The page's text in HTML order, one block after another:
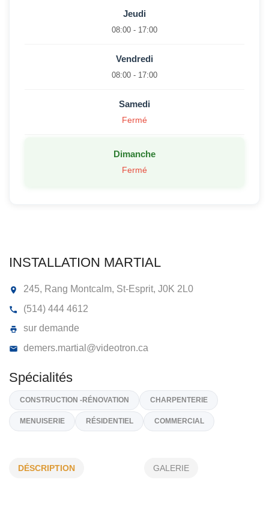
INSTALLATION MARTIAL
245, Rang Montcalm, St-Esprit,
(514) 444 4612
sur demande
DÉSCRIPTION GALERIE
Jeudi
08:00 - 17:00
Vendredi
08:00 - 17:00
Samedi
Fermé
Dimanche
Fermé